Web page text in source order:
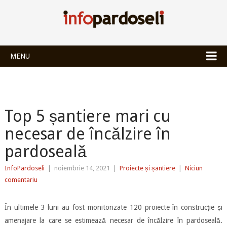
MENU
Top 5 șantiere mari cu
necesar de încălzire în
pardoseală
InfoPardoseli noiembrie 14, 2021 Proiecte și șantiere
Niciun
comentariu
În ultimele 3 luni au fost monitorizate 120 proiecte în construcție și
amenajare la care se estimează necesar de încălzire în pardoseală.